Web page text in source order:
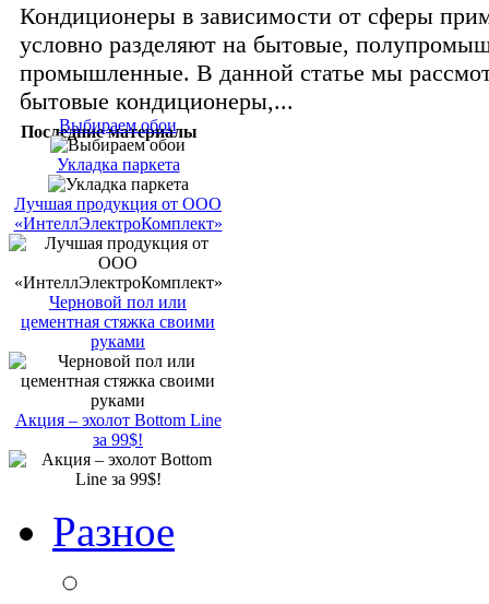
Кондиционеры в зависимости от сферы
условно разделяют на бытовые,
промышленные. В данной статье мы
бытовые кондиционеры,...
Последние материалы
Выбираем обои
Укладка паркета
Лучшая продукция от ООО
«ИнтеллЭлектроКомплект»
Черновой пол или
цементная стяжка своими
руками
Акция – эхолот Bottom Line
за 99$!
Разное